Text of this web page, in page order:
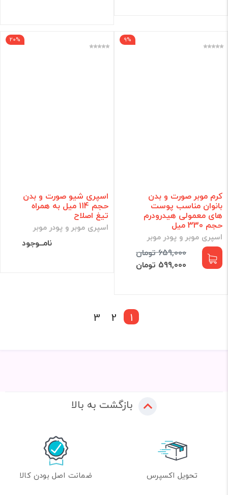
9%
کرم موبر صورت و بدن
بانوان مناسب پوست
های معمولی هیدرودرم
حجم 330 میل
اسپری موبر و پودر موبر
659,000 تومان
599,000 تومان
20%
اسپری شیو صورت و بدن
حجم 114 میل به همراه
تیغ اصلاح
اسپری موبر و پودر موبر
نامــوجود
1
2
3
بازگشت به بالا
تحویل اکسپرس ضمانت اصل بودن کالا